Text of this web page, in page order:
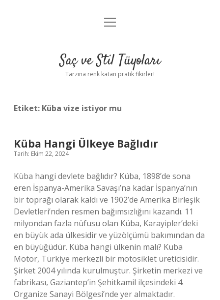
Anasayfa
Yasal Uyarı
menüyü
Saç ve Stil Tüyoları
Tarzına renk katan pratik fikirler!
Etiket: Küba vize istiyor mu
Küba Hangi Ülkeye Bağlıdır
Tarih: Ekim 22, 2024
Küba hangi devlete bağlıdır? Küba, 1898’de sona
eren İspanya-Amerika Savaşı’na kadar İspanya’nın
bir toprağı olarak kaldı ve 1902’de Amerika Birleşik
Devletleri’nden resmen bağımsızlığını kazandı. 11
milyondan fazla nüfusu olan Küba, Karayipler’deki
en büyük ada ülkesidir ve yüzölçümü bakımından da
en büyüğüdür. Küba hangi ülkenin malı? Kuba
Motor, Türkiye merkezli bir motosiklet üreticisidir.
Şirket 2004 yılında kurulmuştur. Şirketin merkezi ve
fabrikası, Gaziantep’in Şehitkamil ilçesindeki 4.
Organize Sanayi Bölgesi’nde yer almaktadır.